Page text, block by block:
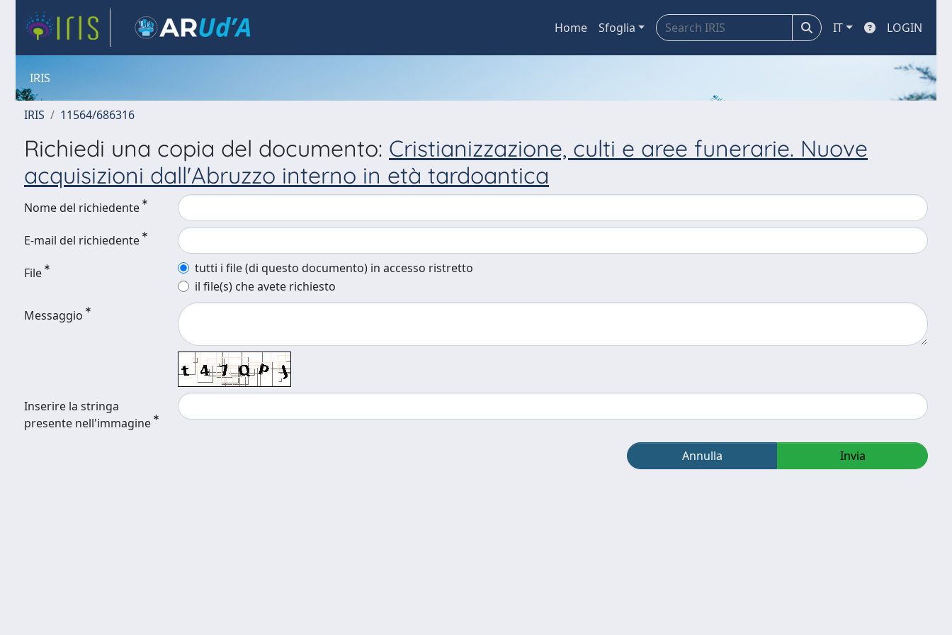
Home Sfoglia IT LOGIN
IRIS
IRIS 11564/686316
Richiedi una copia del documento: Cristianizzazione, culti e aree funerarie. Nuove
acquisizioni dall'Abruzzo interno in età tardoantica
Nome del richiedente
E-mail del richiedente
File
tutti i file (di questo documento) in accesso ristretto
il file(s) che avete richiesto
Messaggio
Inserire la stringa
presente nell'immagine
Annulla Invia